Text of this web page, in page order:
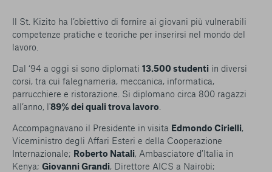
Il St. Kizito ha l’obiettivo di fornire ai giovani più vulnerabili
competenze pratiche e teoriche per inserirsi nel mondo del
lavoro.
Dal ‘94 a oggi si sono diplomati 13.500 studenti in diversi
corsi, tra cui falegnameria, meccanica, informatica,
parrucchiere e ristorazione. Si diplomano circa 800 ragazzi
all’anno, l'89% dei quali trova lavoro
Accompagnavano il Presidente in visita Edmondo Cirielli
Viceministro degli Affari Esteri e della Cooperazione
Internazionale; Roberto Natali , Ambasciatore d’Italia in
Kenya; Giovanni Grandi , Direttore AICS a Nairobi;